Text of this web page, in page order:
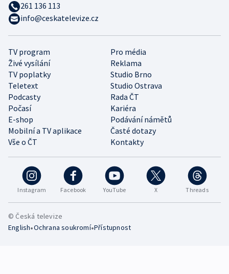
Instagram Facebook YouTube X Threads
TV program
Pro média
Živé vysílání
Reklama
TV poplatky
Studio Brno
Teletext
Studio Ostrava
Podcasty
Rada ČT
Počasí
Kariéra
E-shop
Podávání námětů
Mobilní a TV aplikace
Časté dotazy
Vše o ČT
Kontakty
261 136 113
info@ceskatelevize.cz
© Česká televize
English•Ochrana soukromí•Přístupnost